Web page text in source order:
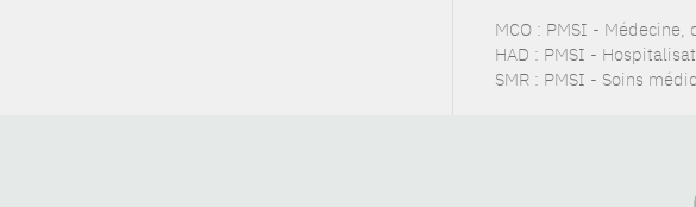
MCO : PMSI -
HAD : PMSI -
SMR : PMSI - Soins